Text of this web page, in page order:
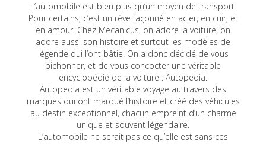
L’automobile est bien plus qu’un moyen de transport.
Pour certains, c’est un rêve façonné en acier, en cuir, et
en amour. Chez Mecanicus, on adore la voiture, on
adore aussi son histoire et surtout les modèles de
légende qui l’ont bâtie. On a donc décidé de vous
bichonner, et de vous concocter une véritable
encyclopédie de la voiture : Autopedia.
Autopedia est un véritable voyage au travers des
marques qui ont marqué l’histoire et créé des véhicules
au destin exceptionnel, chacun empreint d’un charme
unique et souvent légendaire.
L’automobile ne serait pas ce qu’elle est sans ces